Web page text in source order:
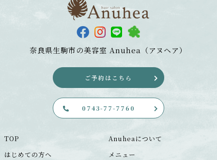
奈良県生駒市の美容室Anuhea（アヌヘア）
ご予約はこちら
0743-77-7760
TOP
Anuheaについて
はじめての方へ
メニュー